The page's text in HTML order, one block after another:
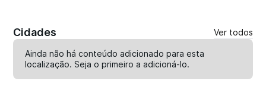
Cidades Ver todos
Ainda não há conteúdo adicionado para esta
localização. Seja o primeiro aadicioná-lo.